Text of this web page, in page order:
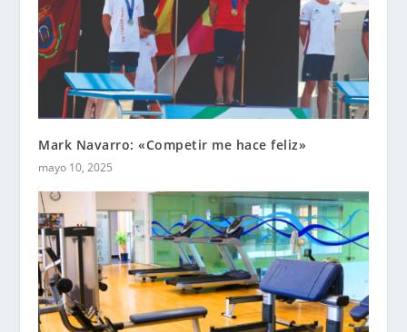
Mark Navarro: «Competir me hace feliz»
mayo 10, 2025